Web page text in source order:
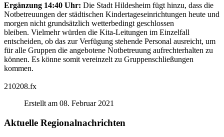
Ergänzung 14:40 Uhr: Die Stadt Hildesheim fügt hinzu, dass die
Notbetreuungen der städtischen Kindertageseinrichtungen heute und
morgen nicht grundsätzlich wetterbedingt geschlossen
bleiben. Vielmehr würden die Kita-Leitungen im Einzelfall
entscheiden, ob das zur Verfügung stehende Personal ausreicht, um
für alle Gruppen die angebotene Notbetreuung aufrechterhalten zu
können. Es könne somit vereinzelt zu Gruppenschließungen
kommen.
210208.fx
Erstellt am 08. Februar 2021
Aktuelle Regionalnachrichten